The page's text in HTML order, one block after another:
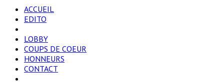
ACCUEIL
EDITO
LOBBY
COUPS DE COEUR
HONNEURS
CONTACT